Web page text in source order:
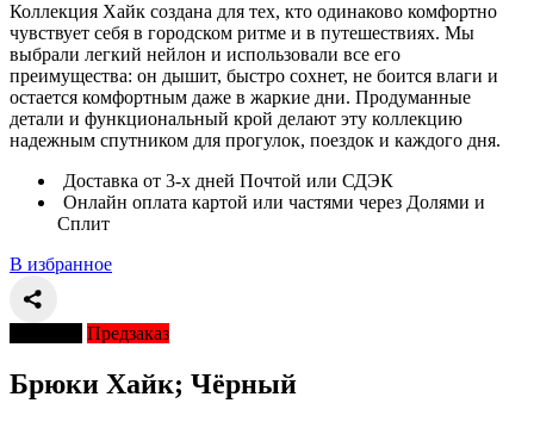
Коллекция Хайк создана для тех, кто одинаково комфортно
чувствует себя в городском ритме и в путешествиях. Мы
выбрали легкий нейлон и использовали все его
преимущества: он дышит, быстро сохнет, не боится влаги и
остается комфортным даже в жаркие дни. Продуманные
детали и функциональный крой делают эту коллекцию
надежным спутником для прогулок, поездок и каждого дня.
Доставка от 3-х дней Почтой или СДЭК
Онлайн оплата картой или частями через Долями и
Сплит
В избранное
Предзаказ
Брюки Хайк; Чёрный